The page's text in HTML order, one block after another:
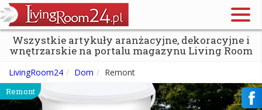
Wszystkie artykuły aranżacyjne, dekoracyjne i
wnętrzarskie na portalu magazynu Living Room
LivingRoom24 Dom Remont
Remont